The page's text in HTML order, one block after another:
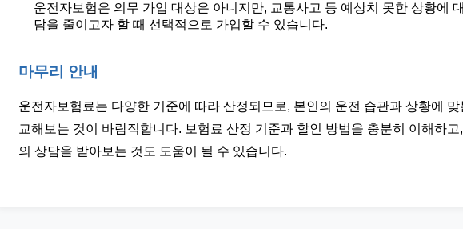
운전자보험은 의무 가입 대상은 아니지만, 교통사고 등 예상치 못한 상황에
담을 줄이고자 할 때 선택적으로 가입할 수 있습니다.
마무리 안내
운전자보험료는 다양한 기준에 따라 산정되므로, 본인의 운전 습관과 상황에 맞
교해보는 것이 바람직합니다. 보험료 산정 기준과 할인 방법을 충분히 이해하
의 상담을 받아보는 것도 도움이 될 수 있습니다.